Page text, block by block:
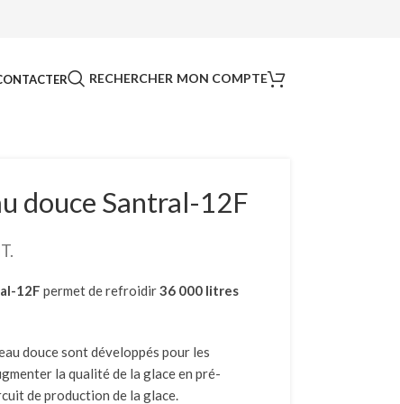
RECHERCHER MON COMPTE
douce Santral-12F
12F permet de refroidir36 000 litres
douce sont développés pour les
la qualité de la glace en pré-
de production de la glace.